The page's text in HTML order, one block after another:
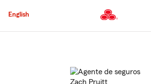
al
principal
English